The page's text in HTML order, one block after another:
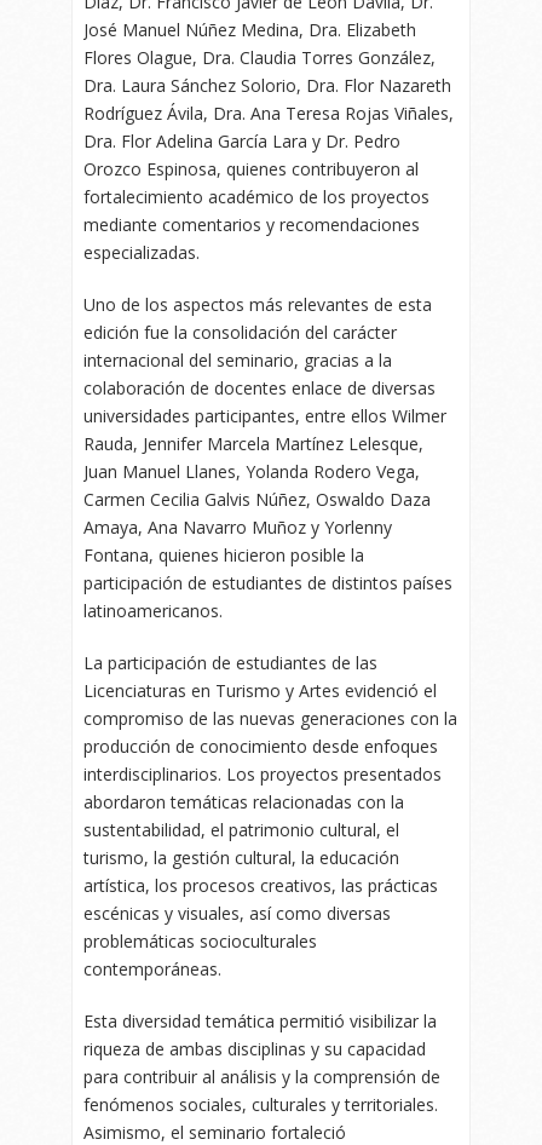
José Manuel Núñez Medina, Dra. Elizabeth
Flores Olague, Dra. Claudia Torres González,
Dra. Laura Sánchez Solorio, Dra. Flor Nazareth
Rodríguez Ávila, Dra. Ana Teresa Rojas Viñales,
Dra. Flor Adelina García Lara y Dr. Pedro
Orozco Espinosa, quienes contribuyeron al
fortalecimiento académico de los proyectos
mediante comentarios y recomendaciones
especializadas.
Uno de los aspectos más relevantes de esta
edición fue la consolidación del carácter
internacional del seminario, gracias a la
colaboración de docentes enlace de diversas
universidades participantes, entre ellos Wilmer
Rauda, Jennifer Marcela Martínez Lelesque,
Juan Manuel Llanes, Yolanda Rodero Vega,
Carmen Cecilia Galvis Núñez, Oswaldo Daza
Amaya, Ana Navarro Muñoz y Yorlenny
Fontana, quienes hicieron posible la
participación de estudiantes de distintos países
latinoamericanos.
La participación de estudiantes de las
Licenciaturas en Turismo y Artes evidenció el
compromiso de las nuevas generaciones con la
producción de conocimiento desde enfoques
interdisciplinarios. Los proyectos presentados
abordaron temáticas relacionadas con la
sustentabilidad, el patrimonio cultural, el
turismo, la gestión cultural, la educación
artística, los procesos creativos, las prácticas
escénicas y visuales, así como diversas
problemáticas socioculturales
contemporáneas.
Esta diversidad temática permitió visibilizar la
riqueza de ambas disciplinas y su capacidad
para contribuir al análisis y la comprensión de
fenómenos sociales, culturales y territoriales.
Asimismo, el seminario fortaleció